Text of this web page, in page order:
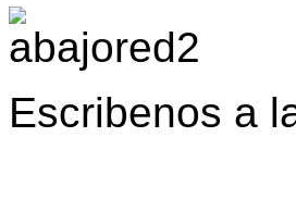
Escribenos a